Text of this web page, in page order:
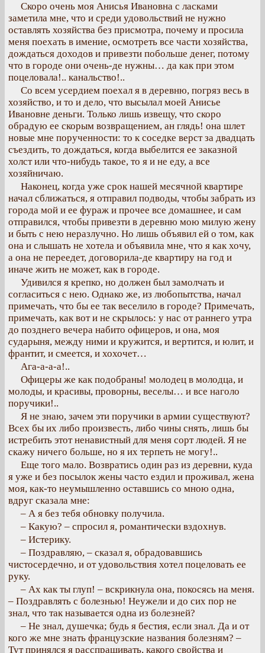
Скоро очень моя Анисья Ивановна с ласками
заметила мне, что и среди удовольствий не нужно
оставлять хозяйства без присмотра, почему и просила
меня поехать в имение, осмотреть все части хозяйства,
дождаться доходов и привезти побольше денег, потому
что в городе они очень-де нужны… да как при этом
поцеловала!.. канальство!..
Со всем усердием поехал я в деревню, погряз весь в
хозяйство, и то и дело, что высылал моей Анисье
Ивановне деньги. Только лишь извещу, что скоро
обрадую ее скорым возвращением, ан глядь! она шлет
новые мне порученности: то к соседке верст за двадцать
съездить, то дождаться, когда выбелится ее заказной
холст или что-нибудь такое, то я и не еду, а все
хозяйничаю.
Наконец, когда уже срок нашей месячной квартире
начал сближаться, я отправил подводы, чтобы забрать из
города мой и ее фураж и прочее все домашнее, и сам
отправился, чтобы привезти в деревню мою милую жену
и быть с нею неразлучно. Но лишь объявил ей о том, как
она и слышать не хотела и объявила мне, что я как хочу,
а она не переедет, договорила-де квартиру на год и
иначе жить не может, как в городе.
Удивился я крепко, но должен был замолчать и
согласиться с нею. Однако же, из любопытства, начал
примечать, что бы ее так веселило в городе? Примечать,
примечать, как вот и не скрылось: у нас от раннего утра
до позднего вечера набито офицеров, и она, моя
сударыня, между ними и кружится, и вертится, и юлит, и
франтит, и смеется, и хохочет…
Ага-а-а-а!..
Офицеры же как подобраны! молодец в молодца, и
молоды, и красивы, проворны, веселы… и все наголо
поручики!..
Я не знаю, зачем эти поручики в армии существуют?
Всех бы их либо произвесть, либо чины снять, лишь бы
истребить этот ненавистный для меня сорт людей. Я не
скажу ничего больше, но я их терпеть не могу!..
Еще того мало. Возвратись один раз из деревни, куда
я уже и без посылок жены часто ездил и проживал, жена
моя, как-то неумышленно оставшись со мною одна,
вдруг сказала мне:
– А я без тебя обновку получила.
– Какую? – спросил я, романтически вздохнув.
– Истерику.
– Поздравляю, – сказал я, обрадовавшись
чистосердечно, и от удовольствия хотел поцеловать ее
руку.
– Ах как ты глуп! – вскрикнула она, покосясь на меня.
– Поздравлять с болезнью! Неужели и до сих пор не
знал, что так называется одна из болезней?
– Не знал, душечка; будь я бестия, если знал. Да и от
кого же мне знать французские названия болезням? –
Тут принялся я расспрашивать, какого свойства и